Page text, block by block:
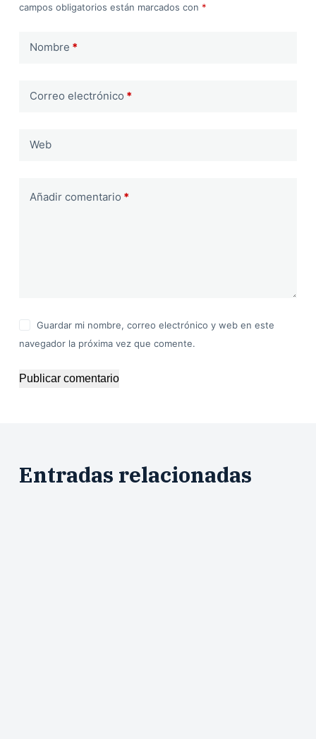
campos obligatorios están marcados con *
Nombre *
Correo electrónico *
Web
Añadir comentario *
Guardar mi nombre, correo electrónico y web en este
navegador la próxima vez que comente.
Publicar comentario
Entradas relacionadas